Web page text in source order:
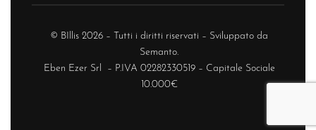
© BIllis 2026 – Tutti i diritti riservati – Sviluppato da
Semanto.
Eben Ezer Srl – P.IVA 02282330519 – Capitale Sociale
10.000€